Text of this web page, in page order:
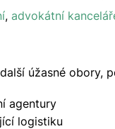
, advokátní
úžasné obory,
agentury
logistiku